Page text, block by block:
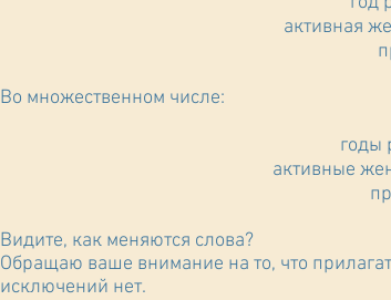
Во множественном числе:
Видите, как меняются слова?
Обращаю ваше внимание на то, что
исключений нет.